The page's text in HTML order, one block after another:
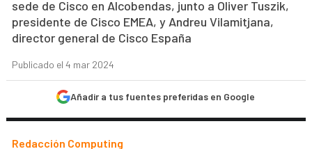
sede de Cisco en Alcobendas, junto a Oliver Tuszik,
presidente de Cisco EMEA, y Andreu Vilamitjana,
director general de Cisco España
Publicado el 4 mar 2024
Añadir a tus fuentes preferidas en Google
Redacción Computing